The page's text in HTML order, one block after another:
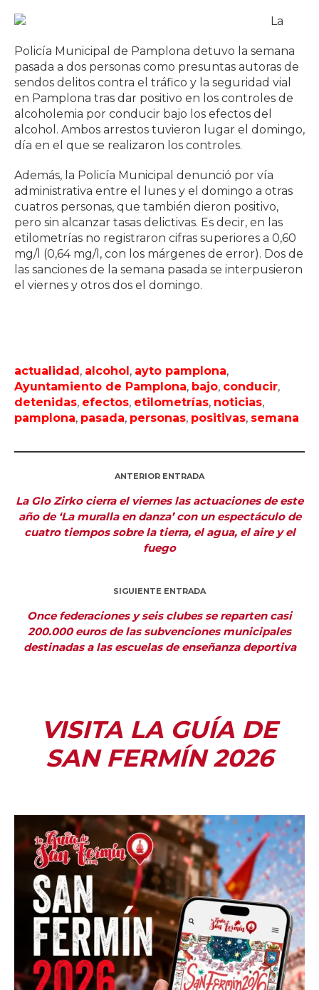
La
Policía Municipal de Pamplona detuvo la semana
pasada a dos personas como presuntas autoras de
sendos delitos contra el tráfico y la seguridad vial
en Pamplona tras dar positivo en los controles de
alcoholemia por conducir bajo los efectos del
alcohol. Ambos arrestos tuvieron lugar el domingo,
día en el que se realizaron los controles.
Además, la Policía Municipal denunció por vía
administrativa entre el lunes y el domingo a otras
cuatros personas, que también dieron positivo,
pero sin alcanzar tasas delictivas. Es decir, en las
etilometrías no registraron cifras superiores a 0,60
mg/l (0,64 mg/l, con los márgenes de error). Dos de
las sanciones de la semana pasada se interpusieron
el viernes y otros dos el domingo.
actualidad , alcohol , ayto pamplona,
Ayuntamiento de Pamplona, bajo, conducir,
detenidas, efectos, etilometrías, noticias,
pamplona, pasada, personas, positivas, semana
ANTERIOR ENTRADA
La Glo Zirko cierra el viernes las actuaciones de este
año de ‘La muralla en danza’ con un espectáculo de
cuatro tiempos sobre la tierra, el agua, el aire y el
fuego
SIGUIENTE ENTRADA
Once federaciones y seis clubes se reparten casi
200.000 euros de las subvenciones municipales
destinadas a las escuelas de enseñanza deportiva
VISITA LA GUÍA DE
SAN FERMÍN 2026